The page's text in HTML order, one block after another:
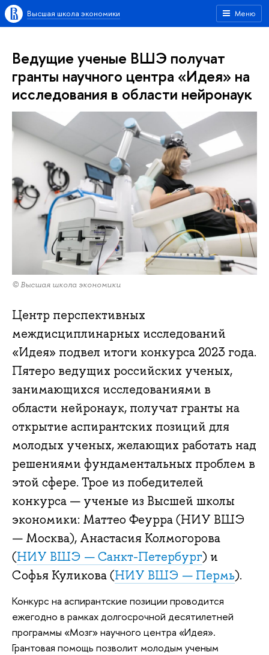
Меню
Высшая школа экономики
Ведущие ученые ВШЭ получат
гранты научного центра «Идея» на
исследования в области нейронаук
© Высшая школа экономики
Центр перспективных
междисциплинарных исследований
«Идея» подвел итоги конкурса 2023 года.
Пятеро ведущих российских ученых,
занимающихся исследованиями в
области нейронаук, получат гранты на
открытие аспирантских позиций для
молодых ученых, желающих работать над
решениями фундаментальных проблем в
этой сфере. Трое из победителей
конкурса — ученые из Высшей школы
экономики: Маттео Феурра (НИУ ВШЭ
— Москва), Анастасия Колмогорова
(НИУ ВШЭ — Санкт-Петербург) и
Софья Куликова (НИУ ВШЭ — Пермь).
Конкурс на аспирантские позиции проводится
ежегодно в рамках долгосрочной десятилетней
программы «Мозг» научного центра «Идея».
Грантовая помощь позволит молодым ученым